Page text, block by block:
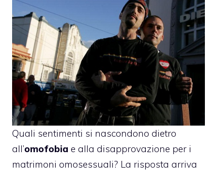
Quali sentimenti si nascondono dietro
all’omofobia e alla disapprovazione per i
matrimoni omosessuali? La risposta arriva